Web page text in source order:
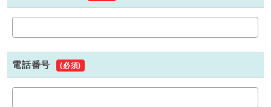
電話番号 (必須)